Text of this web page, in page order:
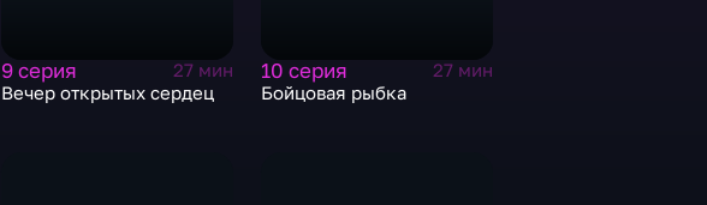
9 серия
27 мин
Вечер открытых сердец
10 серия
27 мин
Бойцовая рыбка